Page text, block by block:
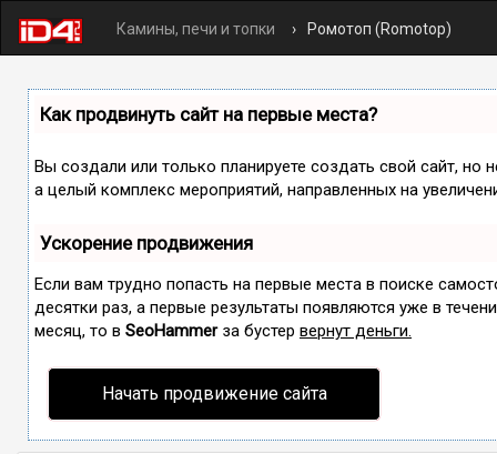
Камины, печи и топки Ромотоп (Romotop)
Как продвинуть сайт на первые места?
Вы создали или только планируете создать свой сайт, но
а целый комплекс мероприятий, направленных на
Ускорение продвижения
Если вам трудно попасть на первые места в поиске
десятки раз, а первые результаты появляются уже в
месяц, то в SeoHammerза бустер вернут деньги.
Начать продвижение сайта